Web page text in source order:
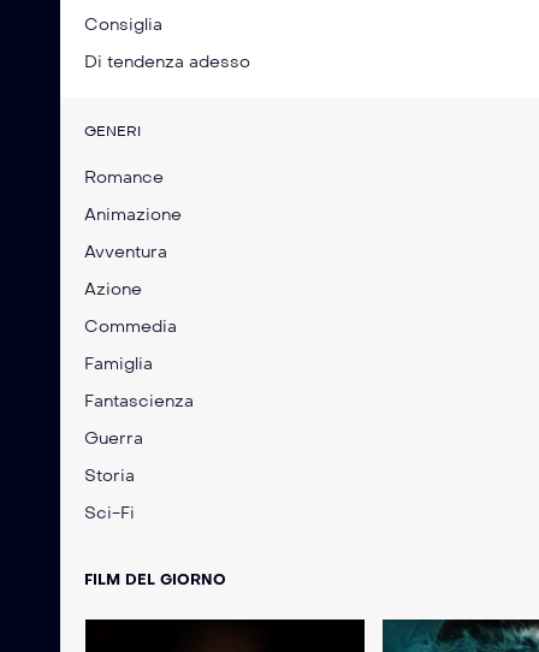
Consiglia
Di tendenza adesso
GENERI
Romance
Animazione
Avventura
Azione
Commedia
Famiglia
Fantascienza
Guerra
Storia
Sci-Fi
FILM DEL GIORNO